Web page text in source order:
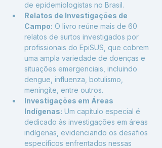
de epidemiologistas no Brasil.
Relatos de Investigações de
Campo: O livro reúne mais de 60
relatos de surtos investigados por
profissionais do EpiSUS, que cobrem
uma ampla variedade de doenças e
situações emergenciais, incluindo
dengue, influenza, botulismo,
meningite, entre outros.
Investigações em Áreas
Indígenas: Um capítulo especial é
dedicado às investigações em áreas
indígenas, evidenciando os desafios
específicos enfrentados nessas